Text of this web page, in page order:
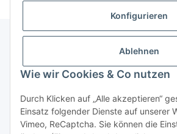
Konfigurieren
Ablehnen
Wie wir Cookies & Co nutzen
Durch Klicken auf „Alle akzeptieren“
Einsatz folgender Dienste auf unserer
Vimeo, ReCaptcha. Sie können die
Informationen
Gesetzliche Informationen